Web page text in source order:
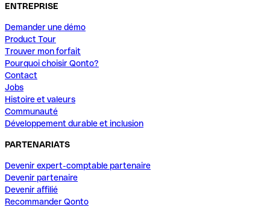
ENTREPRISE
Demander une démo
Product Tour
Trouver mon forfait
Pourquoi choisir Qonto?
Contact
Jobs
Histoire et valeurs
Communauté
Développement durable et inclusion
PARTENARIATS
Devenir expert-comptable partenaire
Devenir partenaire
Devenir affilié
Recommander Qonto